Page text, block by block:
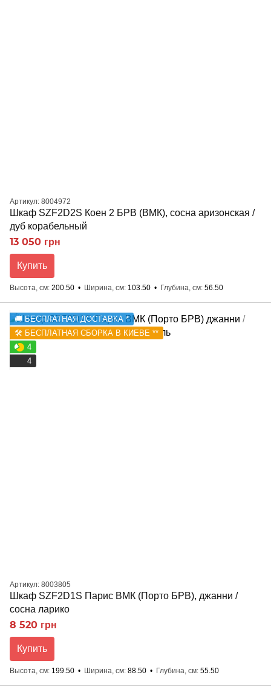
Артикул: 8004972
Шкаф SZF2D2S Коен 2 БРВ (ВМК), сосна аризонская /
дуб корабельный
13 050 грн
Купить
Высота, см 200.50 Ширина, см 103.50 Глубина, см 56.50
🚚 БЕСПЛАТНАЯ ДОСТАВКА *
🛠️ БЕСПЛАТНАЯ СБОРКА В КИЕВЕ **
4
4
Артикул: 8003805
Шкаф SZF2D1S Парис ВМК (Порто БРВ), джанни /
сосна ларико
8 520 грн
Купить
Высота, см 199.50 Ширина, см 88.50 Глубина, см 55.50